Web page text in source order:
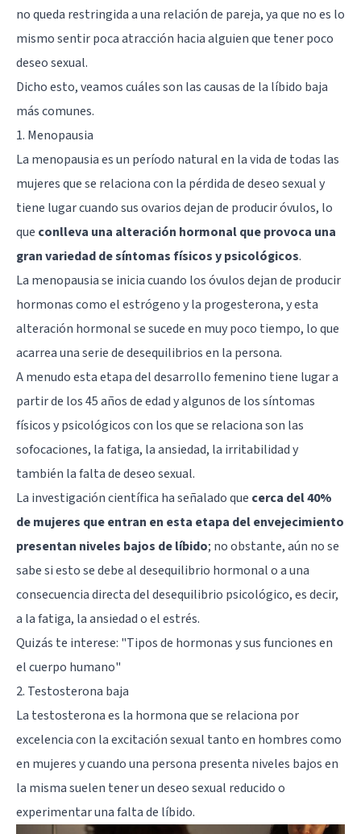
no queda restringida a una relación de pareja, ya que no es lo
mismo sentir poca atracción hacia alguien que tener poco
deseo sexual.
Dicho esto, veamos cuáles son las causas de la líbido baja
más comunes.
1. Menopausia
La menopausia es un período natural en la vida de todas las
mujeres que se relaciona con la pérdida de deseo sexual y
tiene lugar cuando sus ovarios dejan de producir óvulos, lo
que conlleva una alteración hormonal que provoca una
gran variedad de síntomas físicos y psicológicos.
La menopausia se inicia cuando los óvulos dejan de producir
hormonas como el estrógeno y la progesterona, y esta
alteración hormonal se sucede en muy poco tiempo, lo que
acarrea una serie de desequilibrios en la persona.
A menudo esta etapa del desarrollo femenino tiene lugar a
partir de los 45 años de edad y algunos de los síntomas
físicos y psicológicos con los que se relaciona son las
sofocaciones, la fatiga, la ansiedad, la irritabilidad y
también la falta de deseo sexual.
La investigación científica ha señalado que cerca del 40%
de mujeres que entran en esta etapa del envejecimiento
presentan niveles bajos de líbido; no obstante, aún no se
sabe si esto se debe al desequilibrio hormonal o a una
consecuencia directa del desequilibrio psicológico, es decir,
a la fatiga, la ansiedad o el estrés.
Quizás te interese: "Tipos de hormonas y sus funciones en
el cuerpo humano"
2. Testosterona baja
La testosterona es la hormona que se relaciona por
excelencia con la excitación sexual tanto en hombres como
en mujeres y cuando una persona presenta niveles bajos en
la misma suelen tener un deseo sexual reducido o
experimentar una falta de líbido.